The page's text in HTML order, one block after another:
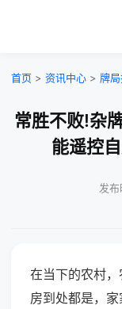
首页 > 资讯中心 > 牌
常胜不败!杂
能遥控
发
在当下的农村
房到处都是，